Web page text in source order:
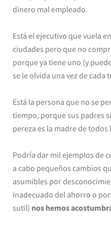
dinero mal empleado.
Está el ejecutivo que vuela en
ciudades pero que no
porque ya tiene uno (y
se le olvida una vez de cada
Está la persona que no se
tiempo, porque sus padres
pereza es la madre de todos
Podría dar mil ejemplos de
a cabo pequeños cambios
asumibles por
inadecuado del ahorro o
sutil) nos hemos